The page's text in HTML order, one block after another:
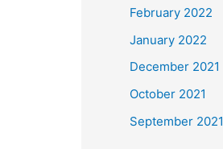
February 2022
January 2022
December 2021
October 2021
September 2021